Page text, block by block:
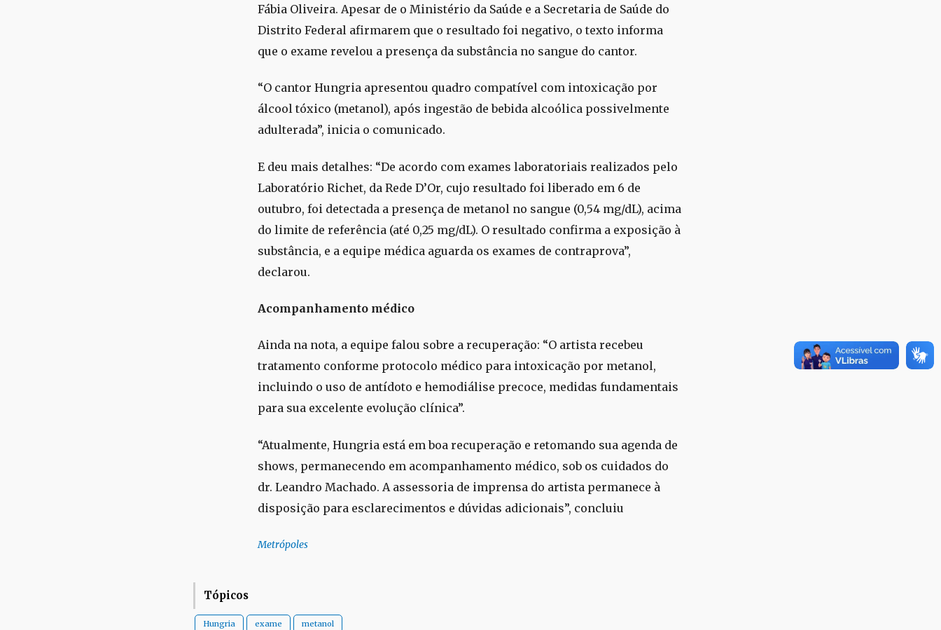
Fábia Oliveira. Apesar de o Ministério da Saúde e a Secretaria de Saúde do
Distrito Federal afirmarem que o resultado foi negativo, o texto informa
que o exame revelou a presença da substância no sangue do cantor.
“O cantor Hungria apresentou quadro compatível com intoxicação por
álcool tóxico (metanol), após ingestão de bebida alcoólica possivelmente
adulterada”, inicia o comunicado.
E deu mais detalhes: “De acordo com exames laboratoriais realizados pelo
Laboratório Richet, da Rede D’Or, cujo resultado foi liberado em 6 de
outubro, foi detectada a presença de metanol no sangue (0,54 mg/dL), acima
do limite de referência (até 0,25 mg/dL). O resultado confirma a exposição à
substância, e a equipe médica aguarda os exames de contraprova”,
declarou.
Acompanhamento médico
Ainda na nota, a equipe falou sobre a recuperação: “O artista recebeu
tratamento conforme protocolo médico para intoxicação por metanol,
incluindo o uso de antídoto e hemodiálise precoce, medidas fundamentais
para sua excelente evolução clínica”.
“Atualmente, Hungria está em boa recuperação e retomando sua agenda de
shows, permanecendo em acompanhamento médico, sob os cuidados do
dr. Leandro Machado. A assessoria de imprensa do artista permanece à
disposição para esclarecimentos e dúvidas adicionais”, concluiu
Metrópoles
Tópicos
Hungria exame metanol